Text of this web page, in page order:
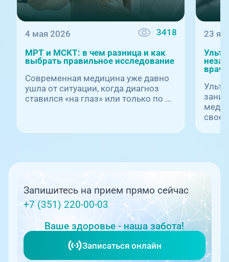
4 мая 2026 3418
МРТ и МСКТ: в чем разница и как
выбрать правильное исследование
Современная медицина уже давно
ушла от ситуации, когда диагноз
ставился «на глаз» или только по ...
23
врача
Запишитесь на прием прямо сейчас
+7 (351) 220-00-03
Ваше здоровье - наша забота!
Записаться онлайн